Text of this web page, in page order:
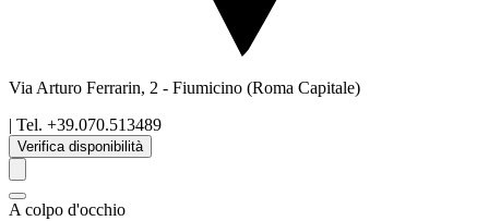
Via Arturo Ferrarin, 2 - Fiumicino (Roma Capitale)
| Tel. +39.070.513489
Verifica disponibilità
A colpo d'occhio